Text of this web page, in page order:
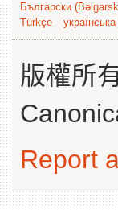
Български
Türkçe
版權所
Report